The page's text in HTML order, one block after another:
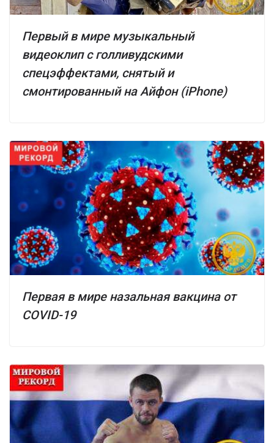
Первый в мире музыкальный
видеоклип с голливудскими
спецэффектами, снятый и
смонтированный на Айфон (iPhone)
Первая в мире назальная вакцина от
COVID-19